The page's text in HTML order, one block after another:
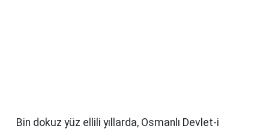
Bin dokuz yüz ellili yıllarda, Osmanlı Devlet-i